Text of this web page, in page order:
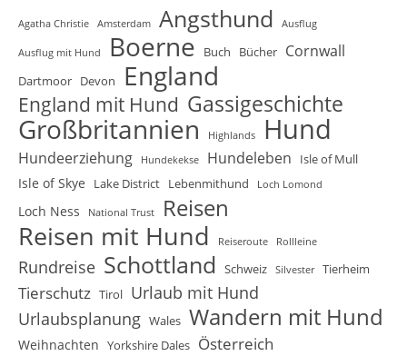
Agatha Christie Amsterdam Angsthund Ausflug
Ausflug mit Hund Boerne Buch Bücher Cornwall
Dartmoor Devon England
England mit Hund Gassigeschichte
Großbritannien Highlands Hund
Hundeerziehung Hundekekse Hundeleben Isle of Mull
Isle of Skye Lake District Lebenmithund Loch Lomond
Loch Ness National Trust Reisen
Reisen mit Hund Reiseroute Rollleine
Rundreise Schottland Schweiz Silvester Tierheim
Tierschutz Tirol Urlaub mit Hund
Urlaubsplanung Wales Wandern mit Hund
Weihnachten Yorkshire Dales Österreich